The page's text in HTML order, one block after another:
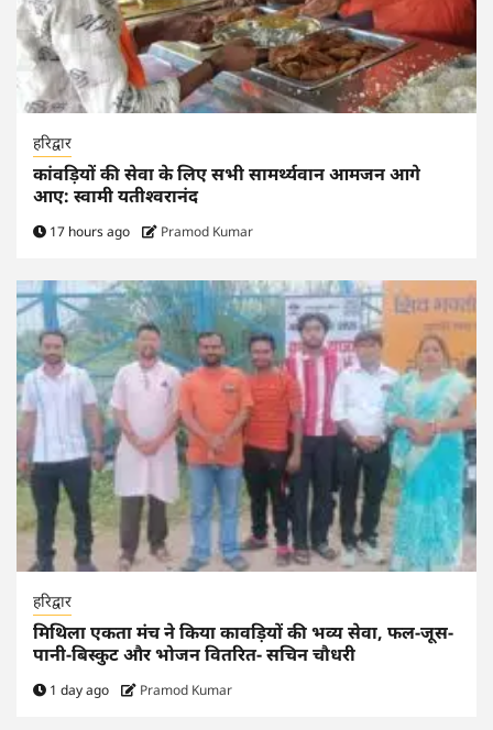
हरिद्वार
कांवड़ियों की सेवा के लिए सभी सामर्थ्यवान आमजन आगे
आए: स्वामी यतीश्वरानंद
17 hours ago Pramod Kumar
हरिद्वार
मिथिला एकता मंच ने किया कावड़ियों की भव्य सेवा, फल-जूस-
पानी-बिस्कुट और भोजन वितरित- सचिन चौधरी
1 day ago Pramod Kumar